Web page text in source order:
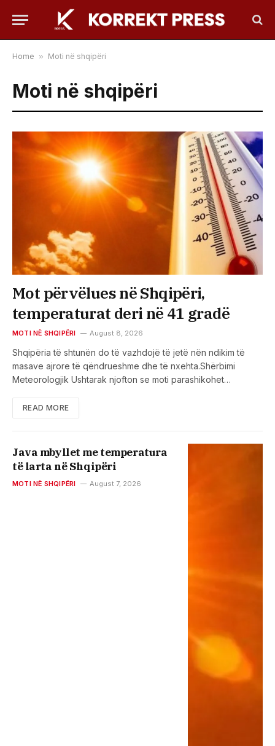
Home » Moti në shqipëri
Moti në shqipëri
Mot përvëlues në Shqipëri,
temperaturat deri në 41 gradë
MOTI NË SHQIPËRI August 8, 2026
Shqipëria të shtunën do të vazhdojë të jetë nën ndikim të
masave ajrore të qëndrueshme dhe të nxehta.Shërbimi
Meteorologjik Ushtarak njofton se moti parashikohet…
READ MORE
Java mbyllet me temperatura
të larta në Shqipëri
MOTI NË SHQIPËRI August 7, 2026